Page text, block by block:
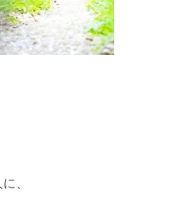
、